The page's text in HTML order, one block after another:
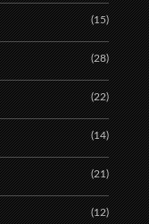
(15)
(28)
(22)
(14)
(21)
(12)